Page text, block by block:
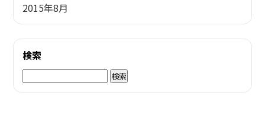
2015年8月
検索
検
索: